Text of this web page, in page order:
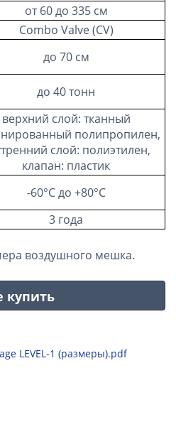
от 60 до 335 см
Combo Valve (CV)
до 70 см
до 40 тонн
верхний слой: тканный
полипропилен,
слой: полиэтилен,
клапан: пластик
-60°C до +80°C
3 года
воздушного мешка.
купить
LEVEL-1 (размеры).pdf